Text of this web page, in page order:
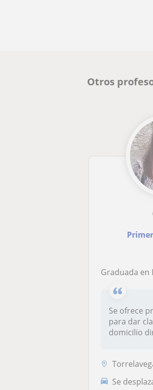
Otros
Graduada en Magisterio con
Se ofrece
para dar
domicilio
Se